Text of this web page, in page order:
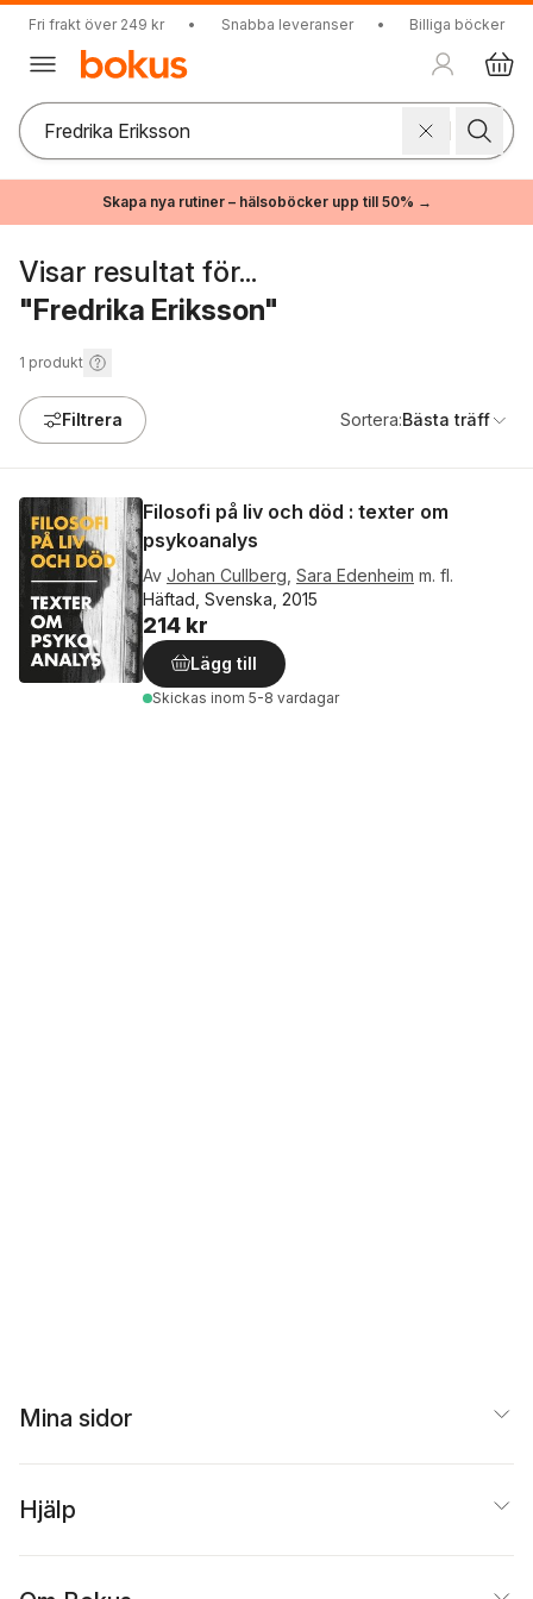
Fri frakt över 249 kr • Snabba leveranser • Billiga böcker
Skapa nya rutiner – hälsoböcker upp till 50% →
Visar resultat för...
"Fredrika Eriksson"
1 produkt
Filtrera Sortera:Bästa träff
Filosofi på liv och död : texter om
psykoanalys
Av Johan Cullberg Sara Edenheim m. fl.
Häftad, Svenska, 2015
214 kr
Lägg till
Skickas inom 5-8 vardagar
Mina sidor
Hjälp